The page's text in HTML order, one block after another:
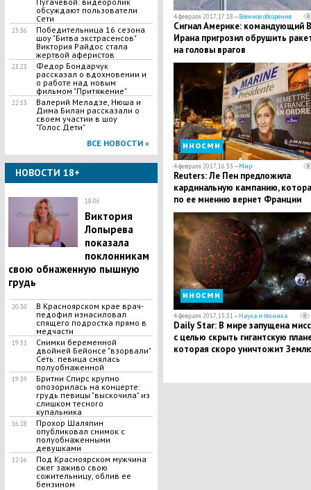
обсуждают пользователи
Сети
23:36
Победительница 16 сезона
шоу "Битва экстрасенсов"
Виктория Райдос стала
жертвой аферистов
23:23
Федор Бондарчук
рассказал о вдохновении и
о работе над новым
фильмом "Притяжение"
22:53
Валерий Меладзе, Нюша и
Дима Билан рассказали о
своем участии в шоу
"Голос.Дети"
ВСЕ НОВОСТИ »
НОВОСТИ 18+
18:06
Виктория
Лопырева
показала
поклонникам
свою обнаженную пышную
грудь
20:30
В Красноярском крае врач-
педофил изнасиловал
спящего подростка прямо в
медчасти
19:51
Снимки беременной
двойней Бейонсе "взорвали"
Сеть: певица снялась
полуобнаженной
19:39
Бритни Спирс крупно
опозорилась на концерте:
грудь певицы "выскочила" из
слишком тесного
купальника
16:28
Прохор Шаляпин
опубликовал снимок с
полуобнаженными
девушками
12:16
Под Красноярском мужчина
сжег заживо свою
сожительницу, облив ее
бензином
4 февраля 2017, 17:18 —Военное обозрение
Сигнал Америке: командующий
Ирана пригрозил обрушить
на головы врагов
иносми
4 февраля 2017, 16:33 —Мир
Reuters: Ле Пен предложила
кардинальную кампанию,
по ее мнению вернет Франции
настоящую свободу
иносми
4 февраля 2017, 15:31 —Наука и техника
Daily Star: В мире запущена
с целью скрыть гигантскую
которая скоро уничтожит